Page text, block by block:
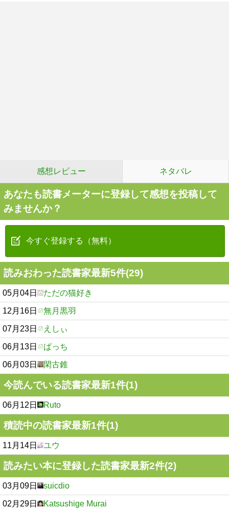
感想レビュー ネタバレ
あなたも読書メーターに登録して感想を投稿して
みませんか？
今すぐ登録する（無料）
読みおわった読書家最新5件(29)
05月04日 ただの猫好き
12月16日 無月黒羽
07月23日 えしぃ
06月13日 ぱっち
06月03日 閑古錐
今読んでいる読書家最新1件(1)
06月12日 Ruto
積読中の読書家最新1件(1)
11月14日 ユウ
読みたい本に登録した読書家最新2件(2)
03月09日 suicdio
02月29日 Katsushige Murai